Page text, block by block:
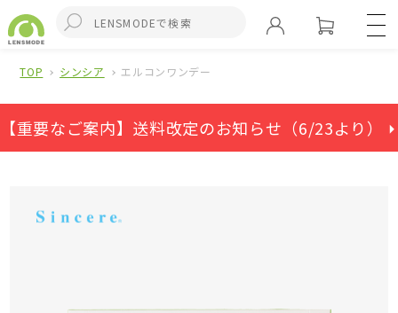
TOP シンシア エルコンワンデー
【重要なご案内】送料改定のお知らせ（6/23より） ⏵